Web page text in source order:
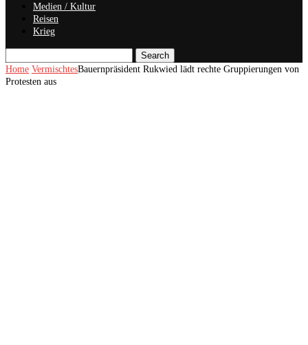
Medien / Kultur
Reisen
Krieg
Search
Home VermischtesBauernpräsident Rukwied lädt rechte Gruppierungen von
Protesten aus